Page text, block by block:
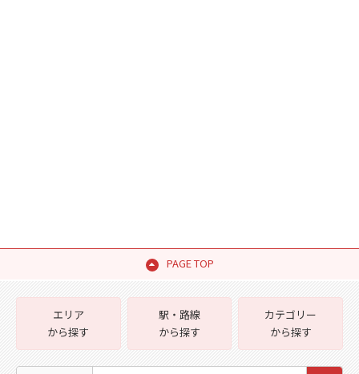
PAGE TOP
エリア
から探す
駅・路線
から探す
カテゴリー
から探す